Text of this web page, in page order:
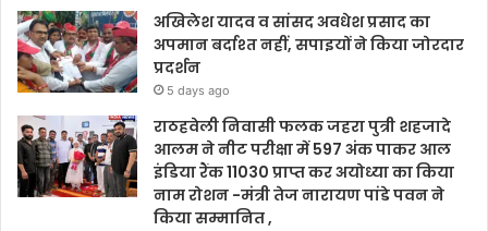
अखिलेश यादव व सांसद अवधेश प्रसाद का
अपमान बर्दाश्त नहीं, सपाइयों ने किया जोरदार
प्रदर्शन
5 days ago
राठहवेली निवासी फलक जहरा पुत्री शहजादे
आलम ने नीट परीक्षा में 597 अंक पाकर आल
इंडिया रैंक 11030 प्राप्त कर अयोध्या का किया
नाम रोशन -मंत्री तेज नारायण पांडे पवन ने
किया सम्मानित ,